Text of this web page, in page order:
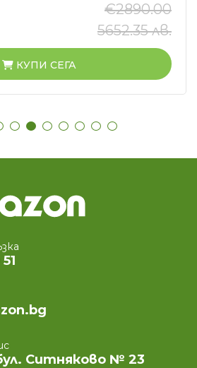
€2890.00
5652.35 лв.
КУПИ СЕГА
Ситняково № 23